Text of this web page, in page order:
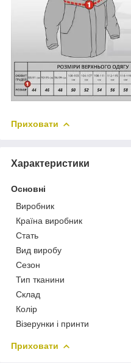
Приховати
Характеристики
Основні
Виробник
Країна виробник
Стать
Вид виробу
Сезон
Тип тканини
Склад
Колір
Візерунки і принти
Приховати